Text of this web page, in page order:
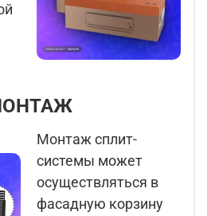
Монтаж сплит-
системы может
осуществляться в
фасадную корзину